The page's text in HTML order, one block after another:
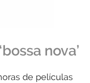
nova’
de películas